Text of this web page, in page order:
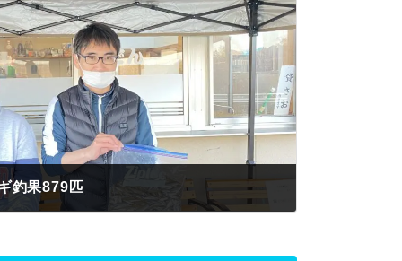
釣果879匹